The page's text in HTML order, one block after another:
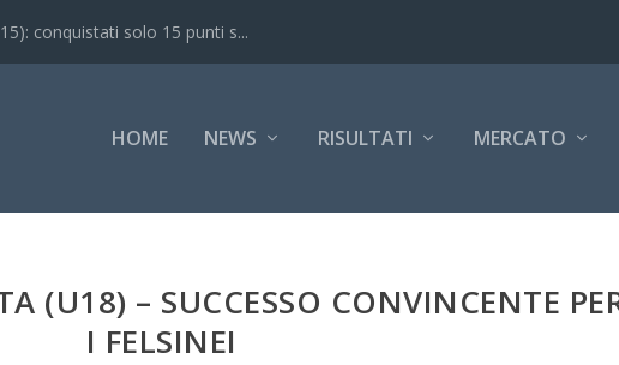
conquistati solo 15 punti s...
HOME NEWS RISULTATI MERCATO
(U18) – SUCCESSO CONVINCENTE
I FELSINEI